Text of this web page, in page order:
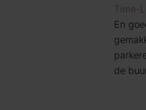
Time-
En g
ge
de